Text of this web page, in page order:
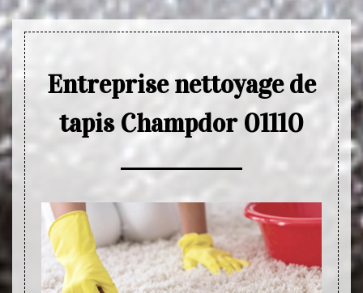
Entreprise nettoyage de
tapis Champdor 01110